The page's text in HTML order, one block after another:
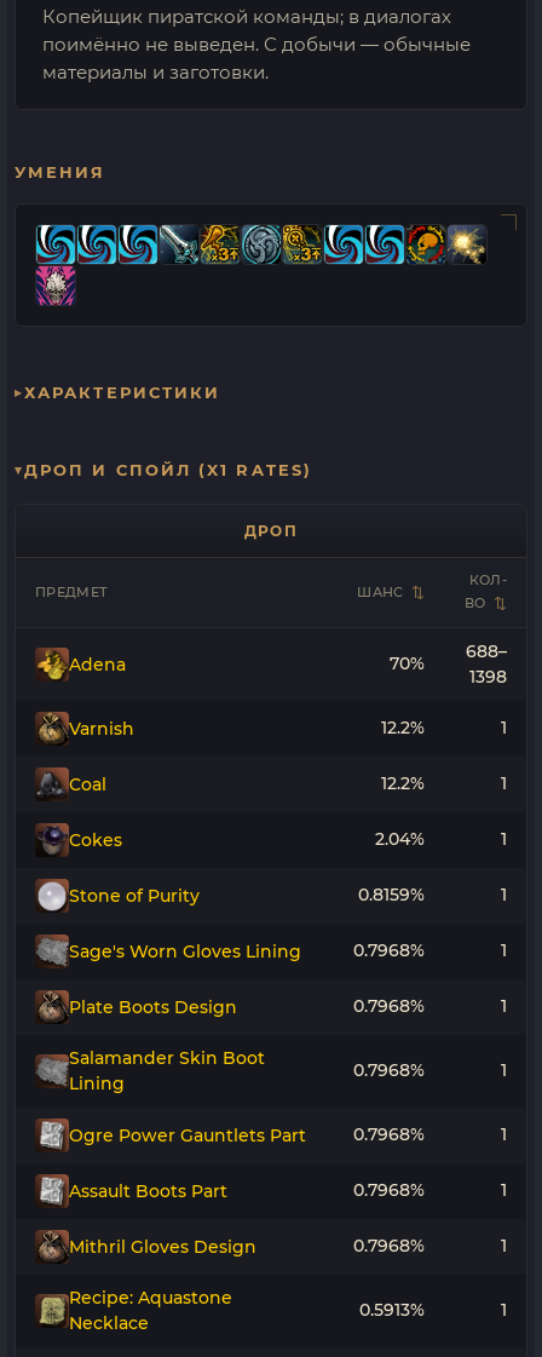
Копейщик пиратской команды; в диалогах
поимённо не выведен. С добычи — обычные
материалы и заготовки.
УМЕНИЯ
ХАРАКТЕРИСТИКИ
ДРОП И СПОЙЛ (X1 RATES)
ДРОП
ПРЕДМЕТ ШАНС
КОЛ-
ВО
Adena 70%
688–
1398
Varnish 12.2% 1
Coal 12.2% 1
Cokes 2.04% 1
Stone of Purity 0.8159% 1
Sage's Worn Gloves Lining 0.7968% 1
Plate Boots Design 0.7968% 1
Salamander Skin Boot
Lining
0.7968% 1
Ogre Power Gauntlets Part 0.7968% 1
Assault Boots Part 0.7968% 1
Mithril Gloves Design 0.7968% 1
Recipe: Aquastone
Necklace
0.5913% 1